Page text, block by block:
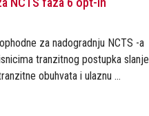
za nadogradnju NCTS -a
tranzitnog postupka slanje
obuhvata i ulaznu ...